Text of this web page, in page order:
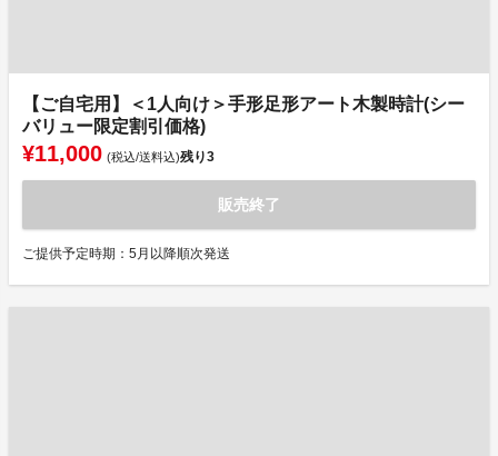
【ご自宅用】＜1人向け＞手形足形アート木製時計(シー
バリュー限定割引価格)
¥11,000 (税込/送料込)残り3
販売終了
ご提供予定時期：5月以降順次発送